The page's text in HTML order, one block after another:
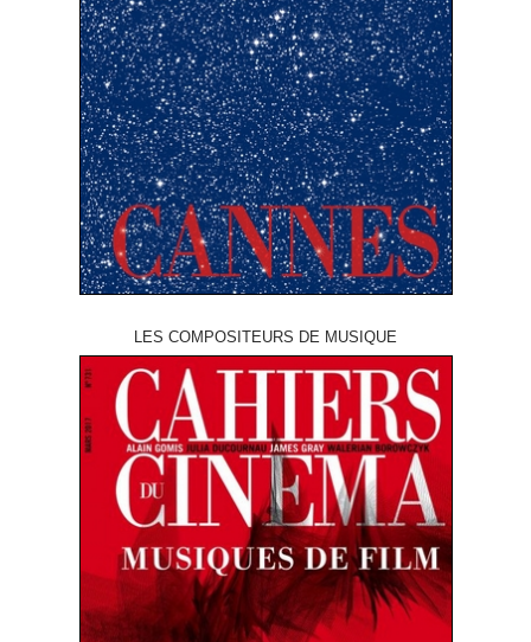
LES COMPOSITEURS DE MUSIQUE